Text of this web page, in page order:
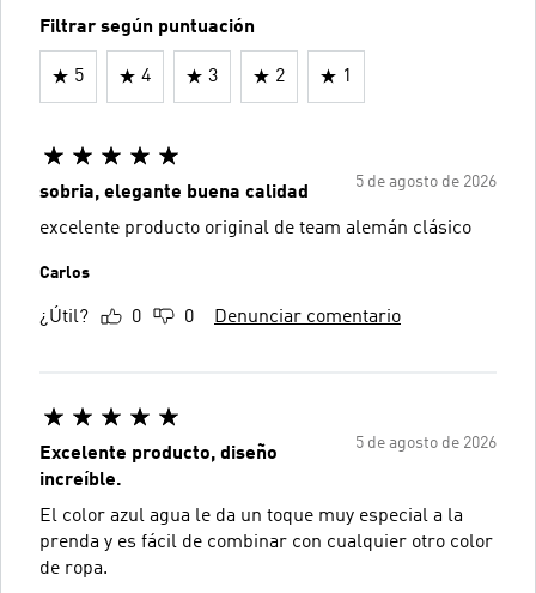
Filtrar según puntuación
5 4 3 2 1
5 de agosto de 2026
sobria, elegante buena calidad
excelente producto original de team alemán clásico
Carlos
¿Útil? 0 0 Denunciar comentario
5 de agosto de 2026
Excelente producto, diseño
increíble.
El color azul agua le da un toque muy especial a la
prenda y es fácil de combinar con cualquier otro color
de ropa.